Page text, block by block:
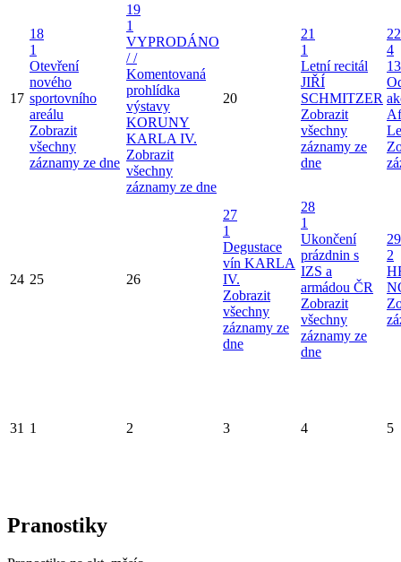
17
18
1
Otevření
nového
sportovního
areálu
Zobrazit
všechny
záznamy ze dne
19
1
VYPRODÁNO
/ /
Komentovaná
prohlídka
výstavy
KORUNY
KARLA IV.
Zobrazit
všechny
záznamy ze dne
20
21
1
Letní recitál
JIŘÍ
SCHMITZER
Zobrazit
všechny
záznamy ze
dne
22
4
24 25 26
27
1
Degustace
vín KARLA
IV.
Zobrazit
všechny
záznamy ze
dne
28
1
Ukončení
prázdnin s
IZS a
armádou ČR
Zobrazit
všechny
záznamy ze
dne
29
2
31 1 2 3 4 5
Pranostiky